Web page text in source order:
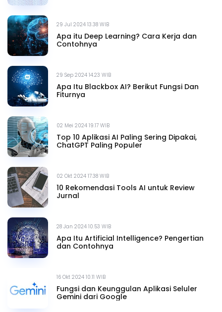
29 Jul 2024 13.38 WIB
Apa itu Deep Learning? Cara Kerja dan
Contohnya
29 Sep 2024 14.23 WIB
Apa Itu Blackbox AI? Berikut Fungsi Dan
Fiturnya
02 Mei 2024 19.17 WIB
Top 10 Aplikasi AI Paling Sering Dipakai,
ChatGPT Paling Populer
02 Okt 2024 17.38 WIB
10 Rekomendasi Tools AI untuk Review
Jurnal
28 Jan 2024 10.53 WIB
Apa Itu Artificial Intelligence? Pengertian
dan Contohnya
16 Okt 2024 10.11 WIB
Fungsi dan Keunggulan Aplikasi Seluler
Gemini dari Google